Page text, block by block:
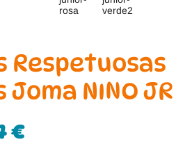
Respetuosas
NINO JR
€